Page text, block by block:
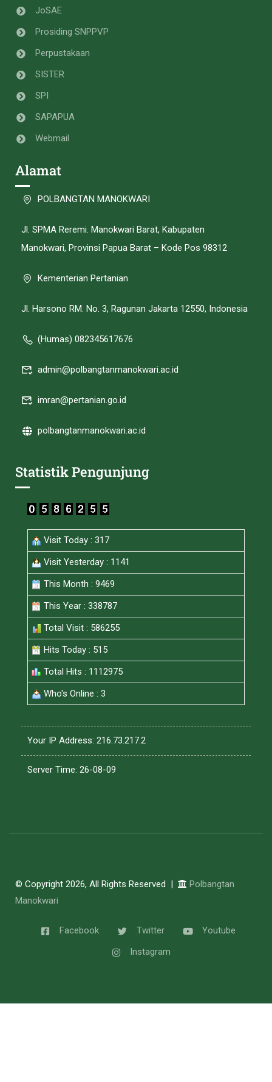
JoSAE
Prosiding SNPPVP
Perpustakaan
SISTER
SPI
SAPAPUA
Webmail
Alamat
POLBANGTAN MANOKWARI
Jl. SPMA Reremi. Manokwari Barat, Kabupaten
Manokwari, Provinsi Papua Barat – Kode Pos 98312
Kementerian Pertanian
Jl. Harsono RM. No. 3, Ragunan Jakarta 12550, Indonesia
(Humas) 082345617676
admin@polbangtanmanokwari.ac.id
imran@pertanian.go.id
polbangtanmanokwari.ac.id
Statistik Pengunjung
Visit Today : 317
Visit Yesterday : 1141
This Month : 9469
This Year : 338787
Total Visit : 586255
Hits Today : 515
Total Hits : 1112975
Who's Online : 3
Your IP Address: 216.73.217.2
Server Time: 26-08-09
© Copyright 2026, All Rights Reserved |
Polbangtan
Manokwari
Facebook Twitter
Youtube
Instagram